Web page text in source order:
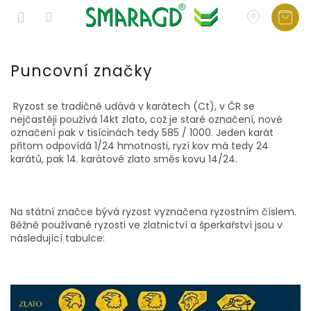
obsah
Puncovní značky
Ryzost se tradičně udává v karátech (Ct), v ČR se
nejčastěji používá 14kt zlato, což je staré označení, nové
označení pak v tisícinách tedy 585 / 1000. Jeden karát
přitom odpovídá 1/24 hmotnosti, ryzí kov má tedy 24
karátů, pak 14. karátové zlato směs kovu 14/24.
Na státní značce bývá ryzost vyznačena ryzostním číslem.
Běžně používané ryzosti ve zlatnictví a šperkařství jsou v
následující tabulce: